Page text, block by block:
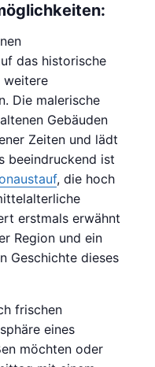
das historische
weitere
Die malerische
Gebäuden
Zeiten und lädt
beeindruckend ist
, die hoch
erstmals erwähnt
Region und ein
Geschichte dieses
frischen
eines
möchten oder